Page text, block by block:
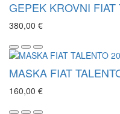
GEPEK KROVNI FIAT
380,00 €
MASKA FIAT
160,00 €